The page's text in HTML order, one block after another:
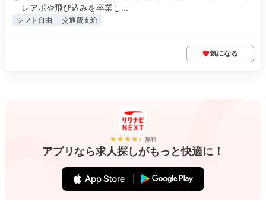
レアポや飛び込みを卒業し...
シフト自由 交通費支給
気になる
無料
アプリなら求人探しがもっと快適に！